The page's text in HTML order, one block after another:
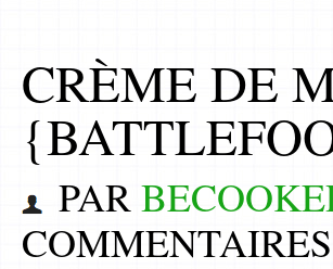
CRÈME DE
PAR
COMMENTAIRES